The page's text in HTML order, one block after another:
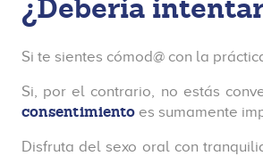
¿Debería
Si te sientes cómod@ con la
Si, por el contrario, no estás
consentimiento es sumamente
Disfruta del sexo oral con